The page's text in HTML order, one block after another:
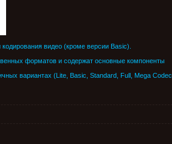
видео (кроме версии Basic).
форматов и содержат основные компоненты
вариантах (Lite, Basic, Standard, Full, Mega Codec